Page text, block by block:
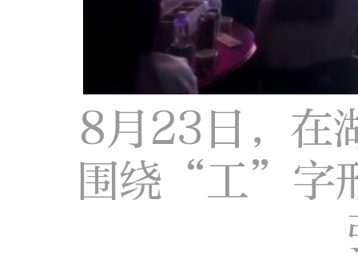
8月23日，在
围绕“工”字